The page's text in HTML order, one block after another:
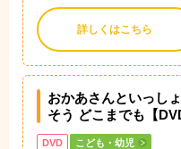
詳しくはこちら
おかあさんといっし
そう どこまでも【
DVD こども・幼児